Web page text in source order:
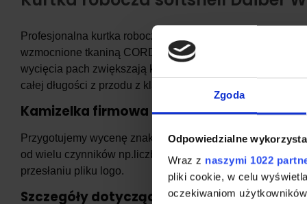
Zgoda
Odpowiedzialne
Wraz z naszymi 1022
pliki cookie, w celu
oczekiwaniom
Profesjonalna kurtka robocza wykonana z solidnego i
wzmocnione tkaniną CORDURA®. Zamek na całej
wycięcia pach zwiększają komfort użytkowania. Elementy
całej długości z przodu z klapą sztormową.
Kamizelka firmowa z logo.
Przygotujemy wycenę znakowania kurtek Twoim logo
od wielu czynników np.liczby kolorów, powierzchni oraz
przesłaniu pliku logo.
Szczegóły dotyczące produktu: